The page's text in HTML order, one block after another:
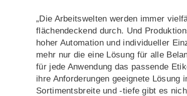
„Die Arbeitswelten werden immer
flächendeckend durch. Und
hoher Automation und individueller
mehr nur die eine Lösung für alle
für jede Anwendung das passende
ihre Anforderungen geeignete Lösung
Sortimentsbreite und -tiefe gibt es